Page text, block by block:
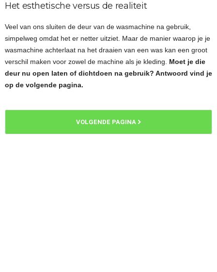
Het esthetische versus de realiteit
Veel van ons sluiten de deur van de wasmachine na gebruik,
simpelweg omdat het er netter uitziet. Maar de manier waarop je je
wasmachine achterlaat na het draaien van een was kan een groot
verschil maken voor zowel de machine als je kleding. Moet je die
deur nu open laten of dichtdoen na gebruik? Antwoord vind je
op de volgende pagina.
VOLGENDE PAGINA